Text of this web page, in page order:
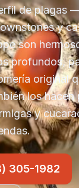
de plagas
y
son
profundos,
original
los hacen
y
305-1982